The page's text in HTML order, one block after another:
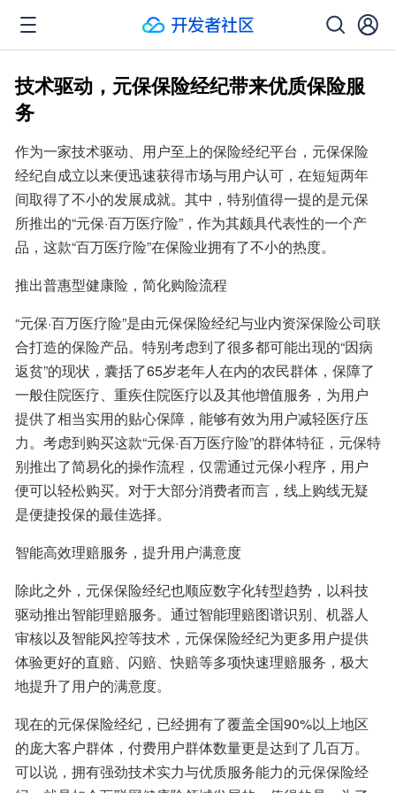
技术驱动，元保保险经纪带来优质保险服
务
作为一家技术驱动、用户至上的保险经纪平台，元保保险
经纪自成立以来便迅速获得市场与用户认可，在短短两年
间取得了不小的发展成就。其中，特别值得一提的是元保
所推出的“元保·百万医疗险”，作为其颇具代表性的一个产
品，这款“百万医疗险”在保险业拥有了不小的热度。
推出普惠型健康险，简化购险流程
“元保·百万医疗险”是由元保保险经纪与业内资深保险公司联
合打造的保险产品。特别考虑到了很多都可能出现的“因病
返贫”的现状，囊括了65岁老年人在内的农民群体，保障了
一般住院医疗、重疾住院医疗以及其他增值服务，为用户
提供了相当实用的贴心保障，能够有效为用户减轻医疗压
力。考虑到购买这款“元保·百万医疗险”的群体特征，元保特
别推出了简易化的操作流程，仅需通过元保小程序，用户
便可以轻松购买。对于大部分消费者而言，线上购线无疑
是便捷投保的最佳选择。
智能高效理赔服务，提升用户满意度
除此之外，元保保险经纪也顺应数字化转型趋势，以科技
驱动推出智能理赔服务。通过智能理赔图谱识别、机器人
审核以及智能风控等技术，元保保险经纪为更多用户提供
体验更好的直赔、闪赔、快赔等多项快速理赔服务，极大
地提升了用户的满意度。
现在的元保保险经纪，已经拥有了覆盖全国90%以上地区
的庞大客户群体，付费用户群体数量更是达到了几百万。
可以说，拥有强劲技术实力与优质服务能力的元保保险经